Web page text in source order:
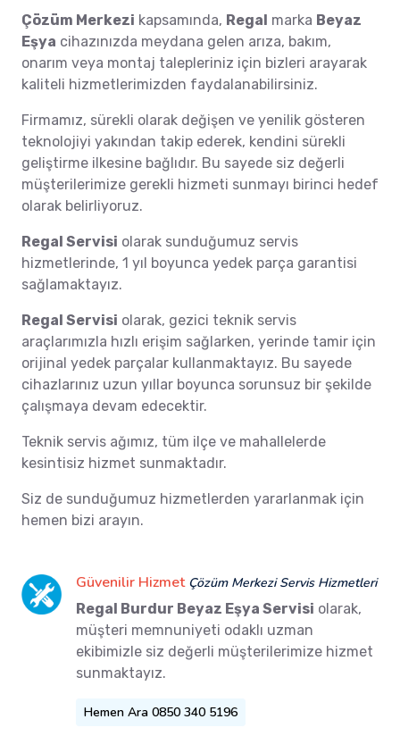
Çözüm Merkezi kapsamında, Regal marka Beyaz
Eşya cihazınızda meydana gelen arıza, bakım,
onarım veya montaj talepleriniz için bizleri arayarak
kaliteli hizmetlerimizden faydalanabilirsiniz.
Firmamız, sürekli olarak değişen ve yenilik gösteren
teknolojiyi yakından takip ederek, kendini sürekli
geliştirme ilkesine bağlıdır. Bu sayede siz değerli
müşterilerimize gerekli hizmeti sunmayı birinci hedef
olarak belirliyoruz.
Regal Servisi olarak sunduğumuz servis
hizmetlerinde, 1 yıl boyunca yedek parça garantisi
sağlamaktayız.
Regal Servisi olarak, gezici teknik servis
araçlarımızla hızlı erişim sağlarken, yerinde tamir için
orijinal yedek parçalar kullanmaktayız. Bu sayede
cihazlarınız uzun yıllar boyunca sorunsuz bir şekilde
çalışmaya devam edecektir.
Teknik servis ağımız, tüm ilçe ve mahallelerde
kesintisiz hizmet sunmaktadır.
Siz de sunduğumuz hizmetlerden yararlanmak için
hemen bizi arayın.
Güvenilir Hizmet Çözüm Merkezi Servis Hizmetleri
Regal Burdur Beyaz Eşya Servisi olarak,
müşteri memnuniyeti odaklı uzman
ekibimizle siz değerli müşterilerimize hizmet
sunmaktayız.
Hemen Ara 0850 340 5196